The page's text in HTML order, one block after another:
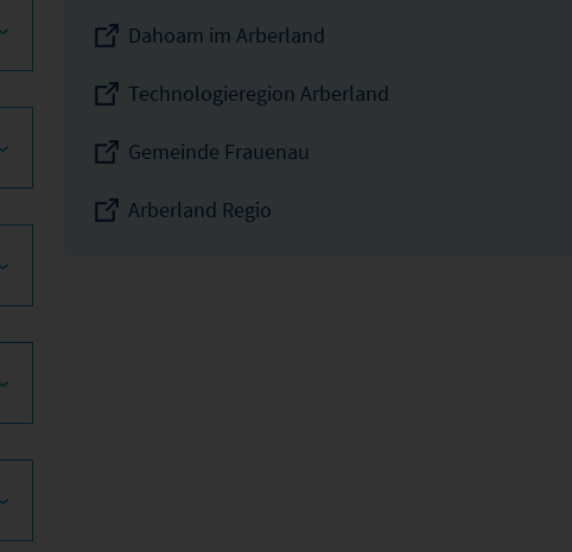
Dahoam im Arberland
Technologieregion Arberland
Gemeinde Frauenau
Arberland Regio